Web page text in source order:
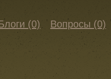
(0) Вопросы (0)